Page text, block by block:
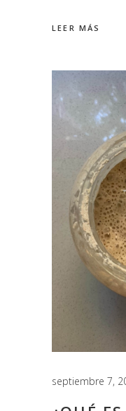
LEER MÁS
septiembre 7,